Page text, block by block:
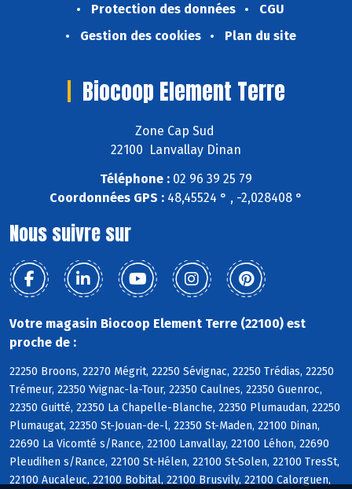
Protection des données
CGU
Gestion des cookies
Plan du site
Biocoop Element Terre
Zone Cap Sud
22100 Lanvallay Dinan
Téléphone : 02 96 39 25 79
Coordonnées GPS : 48,45524 ° , -2,028408 °
Nous suivre sur
Votre magasin Biocoop Element Terre (22100) est
proche de :
22250 Broons, 22270 Mégrit, 22250 Sévignac, 22250 Trédias, 22250
Trémeur, 22350 Yvignac-la-Tour, 22350 Caulnes, 22350 Guenroc,
22350 Guitté, 22350 La Chapelle-Blanche, 22350 Plumaudan, 22250
Plumaugat, 22350 St-Jouan-de-l, 22350 St-Maden, 22100 Dinan,
22690 La Vicomté s/Rance, 22100 Lanvallay, 22100 Léhon, 22690
Pleudihen s/Rance, 22100 St-Hélen, 22100 St-Solen, 22100 TresSt,
22100 Aucaleuc, 22100 Bobital, 22100 Brusvily, 22100 Calorguen,